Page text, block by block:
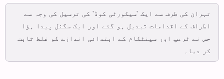
تہران کی طرف سے ایک 'سیکورٹی کوڈ' کی ترسیل کی وجہ سے
اطراف کے اقدامات تبدیل ہو گئے اور ایک سگنل پیدا ہؤا
جس نے ٹرمپ اور سینٹکام کے ابتدائی اندازے کو غلط ثابت
کر دیا۔